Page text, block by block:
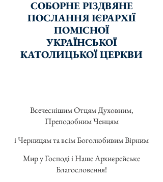
СОБОРНЕ РІЗДВЯНЕ
ПОСЛАННЯ ІЄРАРХІЇ
ПОМІСНОЇ
УКРАЇНСЬКОЇ
КАТОЛИЦЬКОЇ ЦЕРКВИ
Всечеснішим Отцям Духовним,
Преподобним Ченцям
і Черницям та всім Боголюбивим Вірним
Мир у Господі і Наше Архиєрейське
Благословення!